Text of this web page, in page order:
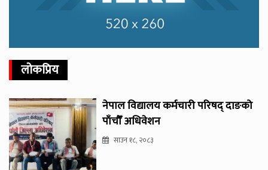
लोकप्रिय
नेपाल विद्यालय कर्मचारी परिषद् दाङको
पाँचौँ अधिवेशन
साउन १८, २०८३